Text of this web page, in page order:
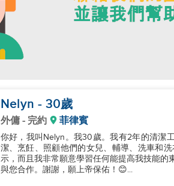
Nelyn - 30歲
外傭 - 完約 菲律賓
你好，我叫Nelyn。我30歲。我有2年的清潔
潔、烹飪、照顧他們的女兒、輔導、洗車和
示，而且我非常願意學習任何能提高我技能的
與您合作。謝謝，願上帝保佑！😊...